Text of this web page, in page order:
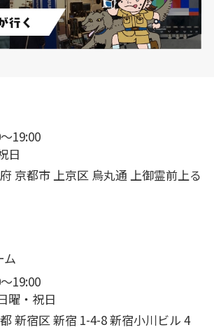
19:00
日
京都市 上京区 烏丸通 上御霊前上る
ム
19:00
曜・祝日
新宿区 新宿 1-4-8 新宿小川ビル 4